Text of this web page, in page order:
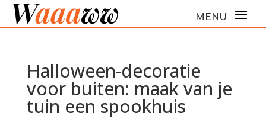
Halloween-decoratie
voor buiten: maak van je
tuin een spookhuis